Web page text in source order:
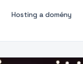
Hosting a domény